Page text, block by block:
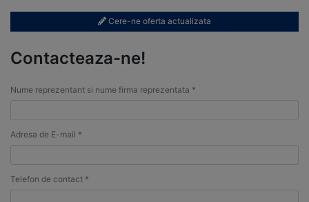
Cere-ne oferta actualizata
Contacteaza-ne!
Nume reprezentant si nume firma reprezentata *
Adresa de E-mail *
Telefon de contact *